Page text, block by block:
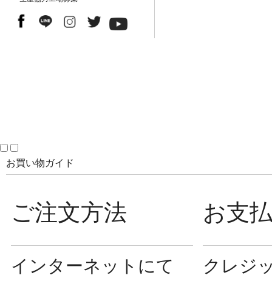
お買い物ガイド
ご注文方法
インターネットにて
お支
クレジ